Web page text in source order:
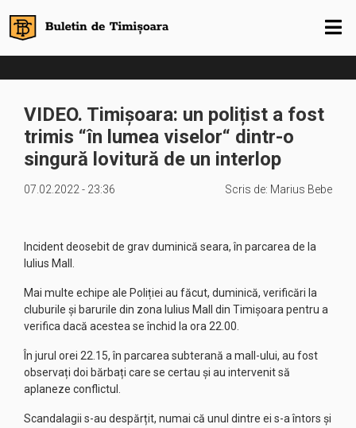
VIDEO. Timișoara: un polițist a fost
trimis “în lumea viselor“ dintr-o
singură lovitură de un interlop
07.02.2022 - 23:36 Scris de: Marius Bebe
Incident deosebit de grav duminică seara, în parcarea de la
Iulius Mall.
Mai multe echipe ale Poliției au făcut, duminică, verificări la
cluburile și barurile din zona Iulius Mall din Timișoara pentru a
verifica dacă acestea se închid la ora 22.00.
În jurul orei 22.15, în parcarea subterană a mall-ului, au fost
observați doi bărbați care se certau și au intervenit să
aplaneze conflictul.
Scandalagii s-au despărțit, numai că unul dintre ei s-a întors și